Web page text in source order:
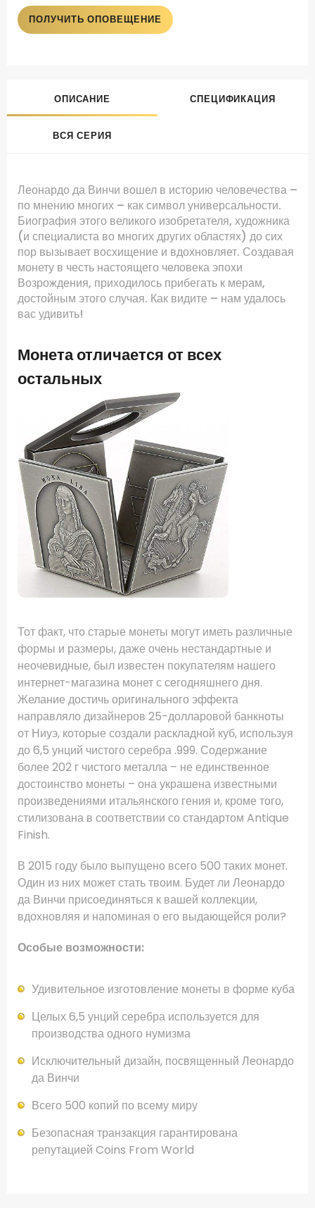
ПОЛУЧИТЬ ОПОВЕЩЕНИЕ
ОПИСАНИЕ СПЕЦИФИКАЦИЯ
ВСЯ СЕРИЯ
Леонардо да Винчи вошел в историю человечества –
по мнению многих – как символ универсальности.
Биография этого великого изобретателя, художника
(и специалиста во многих других областях) до сих
пор вызывает восхищение и вдохновляет. Создавая
монету в честь настоящего человека эпохи
Возрождения, приходилось прибегать к мерам,
достойным этого случая. Как видите – нам удалось
вас удивить!
Монета отличается от всех
остальных
Тот факт, что старые монеты могут иметь различные
формы и размеры, даже очень нестандартные и
неочевидные, был известен покупателям нашего
интернет-магазина монет с сегодняшнего дня.
Желание достичь оригинального эффекта
направляло дизайнеров 25-долларовой банкноты
от Ниуэ, которые создали раскладной куб, используя
до 6,5 унций чистого серебра .999. Содержание
более 202 г чистого металла – не единственное
достоинство монеты – она украшена известными
произведениями итальянского гения и, кроме того,
стилизована в соответствии со стандартом Antique
Finish.
В 2015 году было выпущено всего 500 таких монет.
Один из них может стать твоим. Будет ли Леонардо
да Винчи присоединяться к вашей коллекции,
вдохновляя и напоминая о его выдающейся роли?
Особые возможности:
Удивительное изготовление монеты в форме куба
Целых 6,5 унций серебра используется для
производства одного нумизма
Исключительный дизайн, посвященный Леонардо
да Винчи
Всего 500 копий по всему миру
Безопасная транзакция гарантирована
репутацией Coins From World